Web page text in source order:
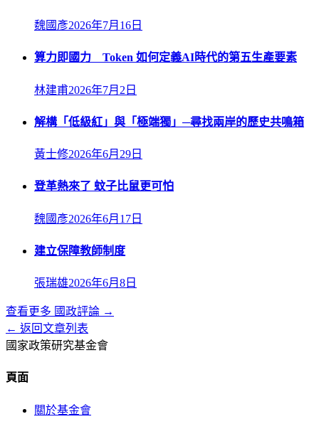
魏國彥2026年7月16日
算力即國力 Token 如何定義AI時代的第五生產要素
林建甫2026年7月2日
解構「低級紅」與「極端獨」─尋找兩岸的歷史共鳴箱
黃士修2026年6月29日
登革熱來了 蚊子比鼠更可怕
魏國彥2026年6月17日
建立保障教師制度
張瑞雄2026年6月8日
查看更多 國政評論 →
← 返回文章列表
國家政策研究基金會
頁面
關於基金會